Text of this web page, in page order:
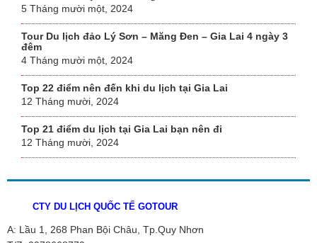
5 Tháng mười một, 2024
Tour Du lịch đảo Lý Sơn – Măng Đen – Gia Lai 4 ngày 3
đêm
4 Tháng mười một, 2024
Top 22 điểm nên đến khi du lịch tại Gia Lai
12 Tháng mười, 2024
Top 21 điểm du lịch tại Gia Lai bạn nên đi
12 Tháng mười, 2024
CTY DU LỊCH QUỐC TẾ GOTOUR
A: Lầu 1, 268 Phan Bội Châu, Tp.Quy Nhơn